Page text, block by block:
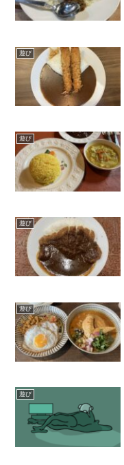
遊び
遊び
遊び
遊び
遊び